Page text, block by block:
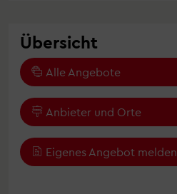
Übersicht
Alle Angebote
Anbieter und Orte
Eigenes Angebot melden